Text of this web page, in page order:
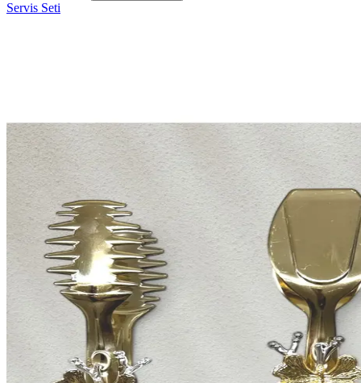
Servis Seti